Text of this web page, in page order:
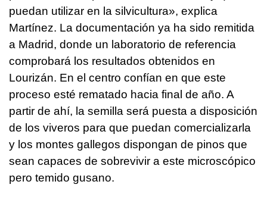
puedan utilizar en la silvicultura», explica
Martínez. La documentación ya ha sido remitida
a Madrid, donde un laboratorio de referencia
comprobará los resultados obtenidos en
Lourizán. En el centro confían en que este
proceso esté rematado hacia final de año. A
partir de ahí, la semilla será puesta a disposición
de los viveros para que puedan comercializarla
y los montes gallegos dispongan de pinos que
sean capaces de sobrevivir a este microscópico
pero temido gusano.